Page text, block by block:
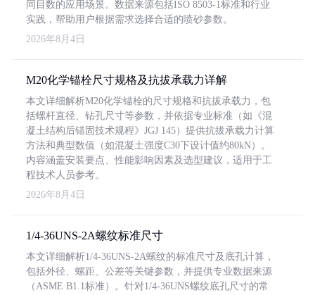
同目数的应用场景。数据来源包括ISO 8503-1标准和行业
实践，帮助用户根据需求选择合适的喷砂参数。
2026年8月4日
M20化学锚栓尺寸规格及抗拔承载力详解
本文详细解析M20化学锚栓的尺寸规格和抗拔承载力，包
括螺杆直径、钻孔尺寸等参数，并依据专业标准（如《混
凝土结构后锚固技术规程》JGJ 145）提供抗拔承载力计算
方法和典型数值（如混凝土强度C30下设计值约80kN）。
内容涵盖安装要点、性能影响因素及选型建议，适用于工
程技术人员参考。
2026年8月4日
1/4-36UNS-2A螺纹标准尺寸
本文详细解析1/4-36UNS-2A螺纹的标准尺寸及底孔计算，
包括外径、螺距、公差等关键参数，并提供专业数据来源
（ASME B1.1标准）。针对1/4-36UNS螺纹底孔尺寸的常